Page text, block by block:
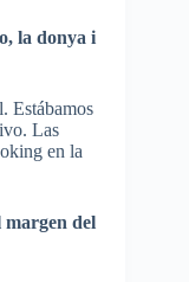
la donya i
Estábamos
Las
en la
margen del